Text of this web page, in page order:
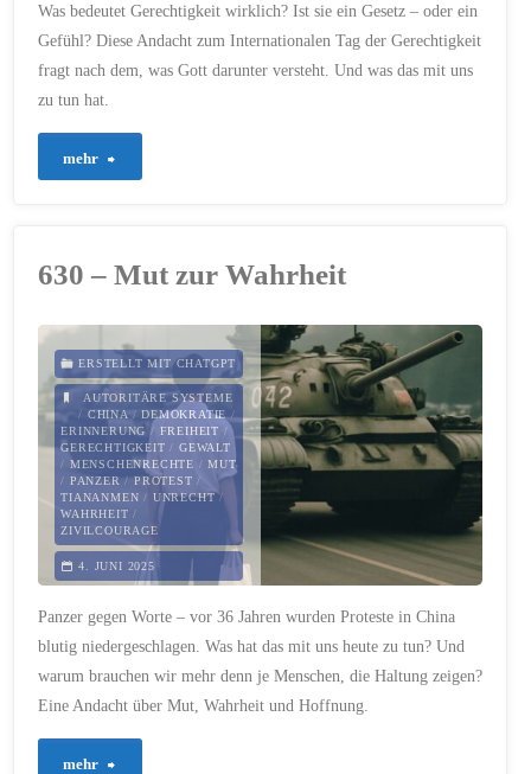
17. JULI 2025
Was bedeutet Gerechtigkeit wirklich? Ist sie ein Gesetz – oder ein
Gefühl? Diese Andacht zum Internationalen Tag der Gerechtigkeit
fragt nach dem, was Gott darunter versteht. Und was das mit uns
zu tun hat.
mehr
denn
gerecht?"
630 – Mut zur Wahrheit
ERSTELLT MIT CHATGPT
AUTORITÄRE SYSTEME
/ CHINA/DEMOKRATIE/
ERINNERUNG / FREIHEIT /
GERECHTIGKEIT / GEWALT
/ MENSCHENRECHTE /MUT
/ PANZER / PROTEST /
TIANANMEN / UNRECHT /
WAHRHEIT /
ZIVILCOURAGE
4. JUNI 2025
Panzer gegen Worte – vor 36 Jahren wurden Proteste in China
blutig niedergeschlagen. Was hat das mit uns heute zu tun? Und
warum brauchen wir mehr denn je Menschen, die Haltung zeigen?
Eine Andacht über Mut, Wahrheit und Hoffnung.
mehr